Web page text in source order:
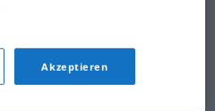
Akzeptieren